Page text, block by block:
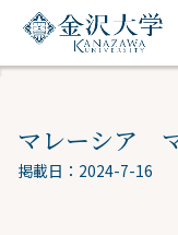
マレーシア
掲載日：2024-7-16